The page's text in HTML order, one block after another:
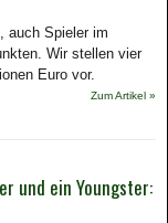
auch Spieler im
Wir stellen vier
Euro vor.
Zum Artikel »
und ein Youngster: